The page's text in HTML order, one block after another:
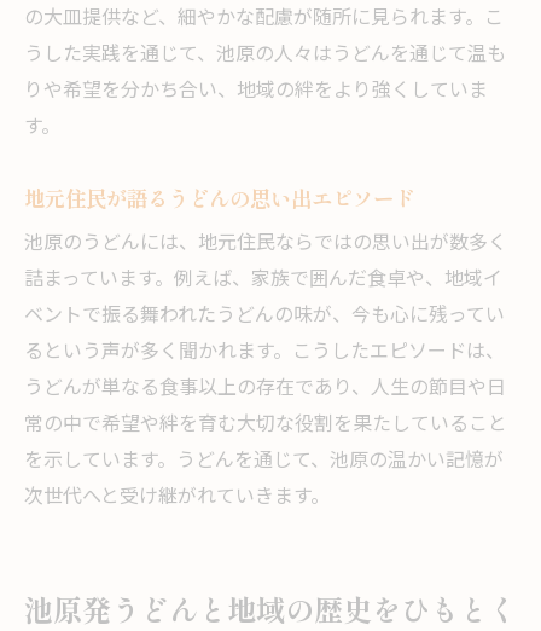
の大皿提供など、細やかな配慮が随所に見られます。こ
うした実践を通じて、池原の人々はうどんを通じて温も
りや希望を分かち合い、地域の絆をより強くしていま
す。
地元住民が語るうどんの思い出エピソード
池原のうどんには、地元住民ならではの思い出が数多く
詰まっています。例えば、家族で囲んだ食卓や、地域イ
ベントで振る舞われたうどんの味が、今も心に残ってい
るという声が多く聞かれます。こうしたエピソードは、
うどんが単なる食事以上の存在であり、人生の節目や日
常の中で希望や絆を育む大切な役割を果たしていること
を示しています。うどんを通じて、池原の温かい記憶が
次世代へと受け継がれていきます。
池原発うどんと地域の歴史をひもとく